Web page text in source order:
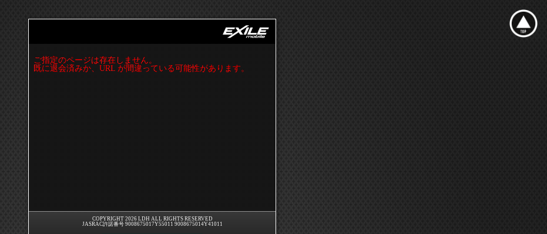
ご指定のページは存在しません。
既に退会済みか、URL が間違っている可能性があります。
COPYRIGHT 2026 LDH ALL RIGHTS RESERVED
JASRAC許諾番号 9008675017Y55011 9008675014Y41011